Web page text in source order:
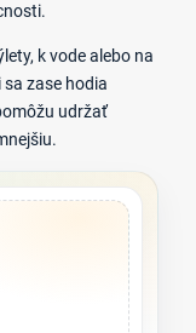
k vode alebo na
zase hodia
udržať